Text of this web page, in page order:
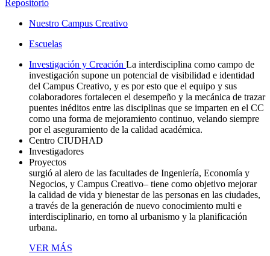
Repositorio
Nuestro Campus Creativo
Escuelas
Investigación y Creación La interdisciplina como campo de
investigación supone un potencial de visibilidad e identidad
del Campus Creativo, y es por esto que el equipo y sus
colaboradores fortalecen el desempeño y la mecánica de trazar
puentes inéditos entre las disciplinas que se imparten en el CC
como una forma de mejoramiento continuo, velando siempre
por el aseguramiento de la calidad académica.
Centro CIUDHAD
Investigadores
Proyectos
surgió al alero de las facultades de Ingeniería, Economía y
Negocios, y Campus Creativo– tiene como objetivo mejorar
la calidad de vida y bienestar de las personas en las ciudades,
a través de la generación de nuevo conocimiento multi e
interdisciplinario, en torno al urbanismo y la planificación
urbana.
VER MÁS